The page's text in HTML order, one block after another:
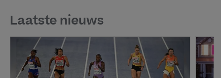
Laatste nieuws